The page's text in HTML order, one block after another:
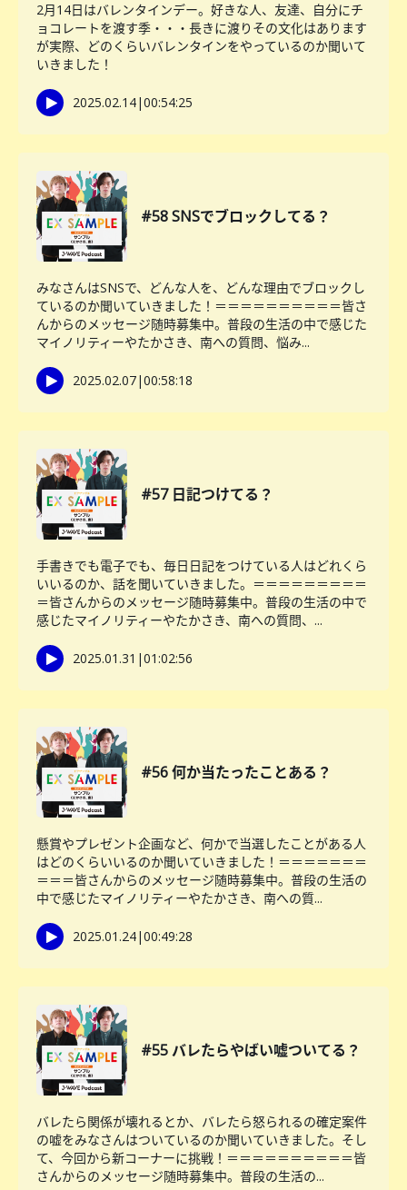
2月14日はバレンタインデー。好きな人、友達、自分にチ
ョコレートを渡す季・・・長きに渡りその文化はあります
が実際、どのくらいバレンタインをやっているのか聞いて
いきました！
2025.02.14|00:54:25
#58 SNSでブロックしてる？
みなさんはSNSで、どんな人を、どんな理由でブロックし
ているのか聞いていきました！＝＝＝＝＝＝＝＝＝＝皆さ
んからのメッセージ随時募集中。普段の生活の中で感じた
マイノリティーやたかさき、南への質問、悩み...
2025.02.07|00:58:18
#57 日記つけてる？
手書きでも電子でも、毎日日記をつけている人はどれくら
いいるのか、話を聞いていきました。＝＝＝＝＝＝＝＝＝
＝皆さんからのメッセージ随時募集中。普段の生活の中で
感じたマイノリティーやたかさき、南への質問、...
2025.01.31 |01:02:56
#56 何か当たったことある？
懸賞やプレゼント企画など、何かで当選したことがある人
はどのくらいいるのか聞いていきました！＝＝＝＝＝＝＝
＝＝＝皆さんからのメッセージ随時募集中。普段の生活の
中で感じたマイノリティーやたかさき、南への質...
2025.01.24|00:49:28
#55 バレたらやばい嘘ついてる？
バレたら関係が壊れるとか、バレたら怒られるの確定案件
の嘘をみなさんはついているのか聞いていきました。そし
て、今回から新コーナーに挑戦！＝＝＝＝＝＝＝＝＝＝皆
さんからのメッセージ随時募集中。普段の生活の...